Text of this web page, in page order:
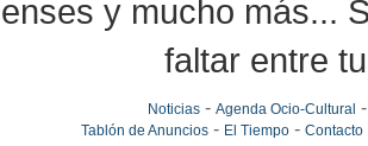
y mucho más...
faltar entre
Noticias -Agenda Ocio-Cultural
Tablón de Anuncios - El Tiempo -Contacto